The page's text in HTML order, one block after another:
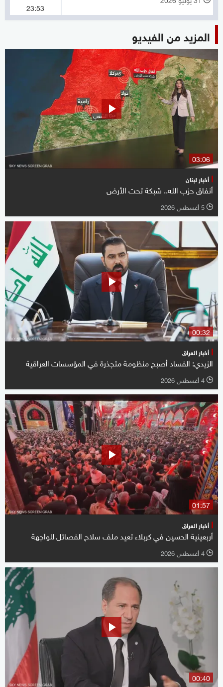
23:53
المزيد من الفيديو
03:06
أخبار لبنان
أنفاق حزب الله.. شبكة تحت الأرض
l 5 أغسطس 2026
00:32
أخبار العراق
الزيدي: الفساد أصبح منظومة متجذرة في المؤسسات العراقية
l 4 أغسطس 2026
01:57
أخبار العراق
أربعينية الحسين في كربلاء تعيد ملف سلاح الفصائل للواجهة
l 4 أغسطس 2026
00:40